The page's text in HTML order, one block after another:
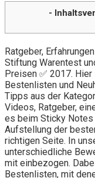
-
Ratgeber,
Stiftung Warentest
Preisen ✅ 2017.
Bestenlisten und
Tipps aus der
Videos, Ratgeber,
es beim Sticky
Aufstellung der
richtigen Seite. In
unterschiedliche
mit einbezogen.
Bestenlisten, mit